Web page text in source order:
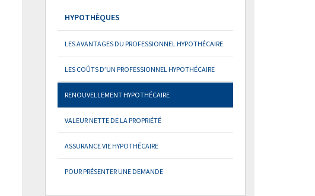
HYPOTHÈQUES
LES AVANTAGES DU PROFESSIONNEL HYPOTHÉCAIRE
LES COÛTS D’UN PROFESSIONNEL HYPOTHÉCAIRE
RENOUVELLEMENT HYPOTHÉCAIRE
VALEUR NETTE DE LA PROPRIÉTÉ
ASSURANCE VIE HYPOTHÉCAIRE
POUR PRÉSENTER UNE DEMANDE